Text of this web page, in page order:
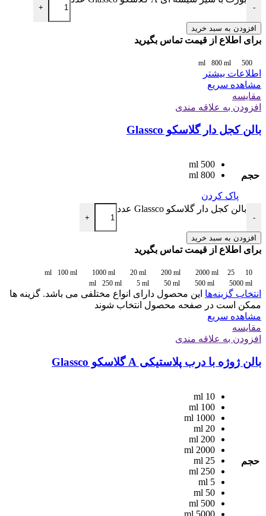
-
+
افزودن به سبد خرید
برای اطلاع از قیمت تماس بگیرید
500 ml
800 ml
اطلاعات بیشتر
مشاهده سریع
مقایسه
افزودن به علاقه مندی
بالن کجل دار گلاسکو Glassco
حجم
500 ml
800 ml
پاک کردن
-
بالن کجل دار گلاسکو Glassco عدد
+
افزودن به سبد خرید
برای اطلاع از قیمت تماس بگیرید
10 ml
100 ml 1000 ml 20 ml 200 ml 2000 ml
25
ml
250 ml 5 ml 50 ml 500 ml 5000 ml
انتخاب گزینه‌ها این محصول دارای انواع مختلفی می باشد. گزینه ها
ممکن است در صفحه محصول انتخاب شوند
مشاهده سریع
مقایسه
افزودن به علاقه مندی
بالن ژوژه با درب پلاستیکی A گلاسکو Glassco
حجم
10 ml
100 ml
1000 ml
20 ml
200 ml
2000 ml
25 ml
250 ml
5 ml
50 ml
500 ml
5000 ml